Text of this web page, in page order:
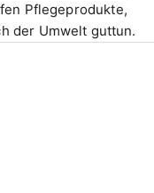
Pflegeprodukte,
der Umwelt guttun.